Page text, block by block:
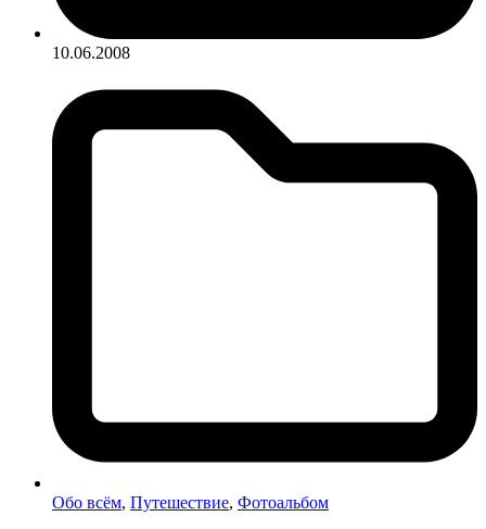
10.06.2008
Обо всём, Путешествие, Фотоальбом